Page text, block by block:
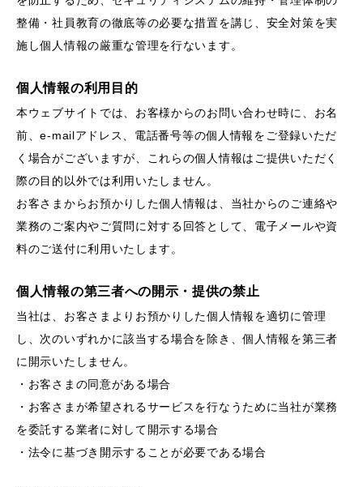
整備・社員教育の徹底等の必要な措置を講じ、安全対策を実
施し個人情報の厳重な管理を行ないます。
個人情報の利用目的
本ウェブサイトでは、お客様からのお問い合わせ時に、お名
前、e-mailアドレス、電話番号等の個人情報をご登録いただ
く場合がございますが、これらの個人情報はご提供いただく
際の目的以外では利用いたしません。
お客さまからお預かりした個人情報は、当社からのご連絡や
業務のご案内やご質問に対する回答として、電子メールや資
料のご送付に利用いたします。
個人情報の第三者への開示・提供の禁止
当社は、お客さまよりお預かりした個人情報を適切に管理
し、次のいずれかに該当する場合を除き、個人情報を第三者
に開示いたしません。
・お客さまの同意がある場合
・お客さまが希望されるサービスを行なうために当社が業務
を委託する業者に対して開示する場合
・法令に基づき開示することが必要である場合